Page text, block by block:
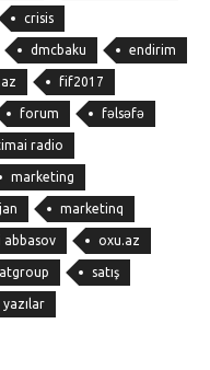
crisis
dmcbaku endirim
fif2017
forum fəlsəfə
radio
marketing
marketinq
abbasov oxu.az
satış
yazılar